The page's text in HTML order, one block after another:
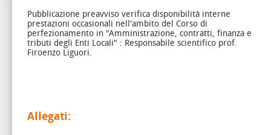
Pubblicazione preavviso verifica disponibilità interne
prestazioni occasionali nell'ambito del Corso di
perfezionamento in "Amministrazione, contratti, finanza e
tributi degli Enti Locali" : Responsabile scientifico prof.
Firoenzo Liguori.
Allegati: